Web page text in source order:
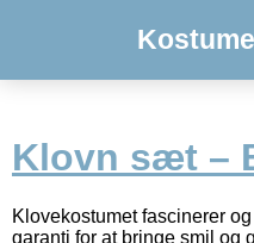
Klovn sæt –
Klovekostumet fascinerer
garanti for at bringe smil og